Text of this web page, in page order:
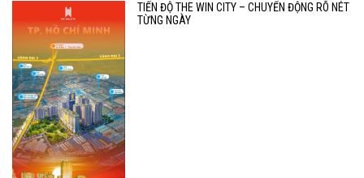
TIẾN ĐỘ THE WIN CITY – CHUYỂN ĐỘNG RÕ NÉT
TỪNG NGÀY